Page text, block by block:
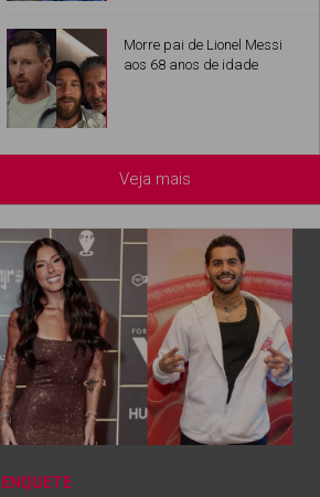
Morre pai de Lionel Messi
aos 68 anos de idade
Veja mais
ENQUETE